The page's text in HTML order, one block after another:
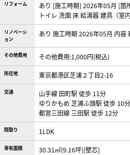
リフォーム
あり [施工時期] 2026年05月 [箇
トイレ 洗面 床 給湯器 建具（室
リノベーシ
ョン
あり 施工時期 2026年05月 内容
その他費用 その他費用:1,000円(税込)
所在地 東京都港区芝浦２丁目2-16
交通
山手線 田町駅 徒歩 11分
ゆりかもめ 芝浦ふ頭駅 徒歩 10分
都営三田線 三田駅 徒歩 12分
間取り 1LDK
専有面積 30.31㎡(9.16坪)[壁芯]